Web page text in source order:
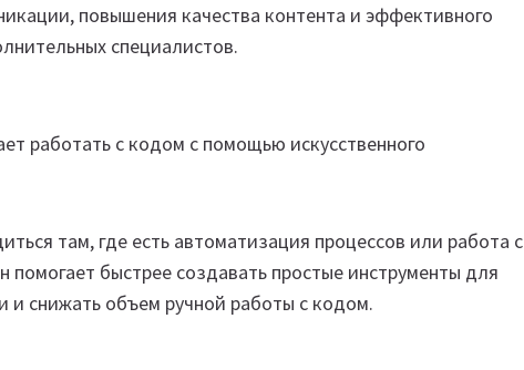
повышения качества контента и эффективного
специалистов.
работать с кодом с помощью искусственного
там, где есть автоматизация процессов или работа с
быстрее создавать простые инструменты для
и снижать объем ручной работы с кодом.